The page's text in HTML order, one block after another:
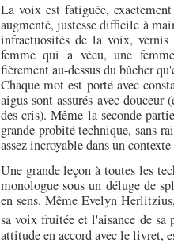
La voix est fatiguée,
augmenté, justesse difficile à
infractuosités de la voix,
femme qui a vécu, une
fièrement au-dessus du bûcher
Chaque mot est porté avec
aigus sont assurés avec
des cris). Même la seconde
grande probité technique, sans
assez incroyable dans un
Une grande leçon à toutes les
monologue sous un déluge de
en sens. Même Evelyn
sa voix fruitée et l'aisance de sa
attitude en accord avec le livret,